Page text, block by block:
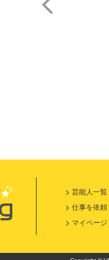
芸能人一覧
仕事を依頼
マイページ